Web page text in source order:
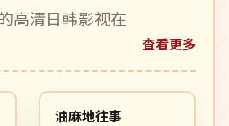
高清日韩影视在
查看更多
中国
完结 20:12
油麻地往事